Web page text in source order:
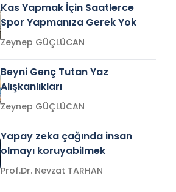
Kas Yapmak İçin Saatlerce
Spor Yapmanıza Gerek Yok
Zeynep GÜÇLÜCAN
Beyni Genç Tutan Yaz
Alışkanlıkları
Zeynep GÜÇLÜCAN
Yapay zeka çağında insan
olmayı koruyabilmek
Prof.Dr. Nevzat TARHAN